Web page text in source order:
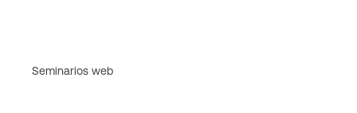
Seminarios web